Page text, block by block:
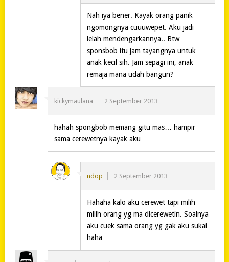
Nah iya bener. Kayak orang panik
ngomongnya cuuuwepet. Aku jadi
lelah mendengarkannya.. Btw
sponsbob itu jam tayangnya untuk
anak kecil sih. Jam sepagi ini, anak
remaja mana udah bangun?
kickymaulana 2 September 2013
hahah spongbob memang gitu mas… hampir
sama cerewetnya kayak aku
ndop 2 September 2013
Hahaha kalo aku cerewet tapi milih
milih orang yg ma dicerewetin. Soalnya
aku cuek sama orang yg gak aku sukai
haha